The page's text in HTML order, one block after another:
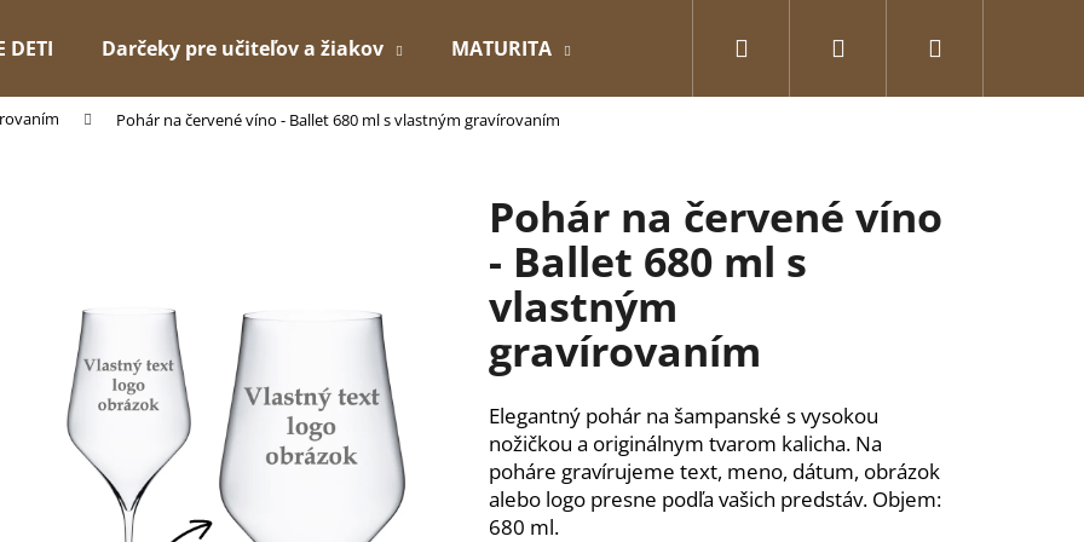
DETI Darčeky pre učiteľov a žiakov MATURITA GRAVÍROVANÉ Pre zamilovaných
Prihlásenie
Pohár na červené víno - Ballet 680 ml s vlastným gravírovaním
Pohár na červené víno
- Ballet 680 ml s
vlastným
gravírovaním
Elegantný pohár na šampanské s vysokou
nožičkou a originálnym tvarom kalicha. Na
poháre gravírujeme text, meno, dátum, obrázok
alebo logo presne podľa vašich predstáv. Objem:
680 ml.
Čo potrebujete nájsť?
Odporúčame
Nasledujúce